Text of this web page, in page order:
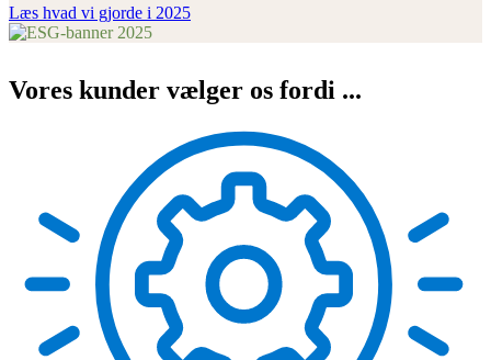
Læs hvad vi gjorde i 2025
Vores kunder vælger os fordi ...